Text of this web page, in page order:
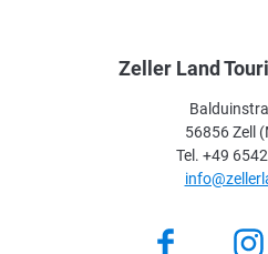
Zeller Land
56856 Zell
Tel. +49
Facebook